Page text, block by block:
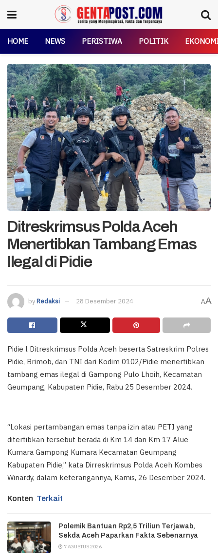
HOME NEWS PERISTIWA POLITIK
Ditreskrimsus Polda Aceh
Menertibkan Tambang Emas
Ilegal di Pidie
byRedaksi 28 Desember 2024 AA
Pidie l Ditreskrimsus Polda Aceh beserta Satreskrim Polres
Pidie, Brimob, dan TNI dari Kodim 0102/Pidie menertibkan
tambang emas ilegal di Gampong Pulo Lhoih, Kecamatan
Geumpang, Kabupaten Pidie, Rabu 25 Desember 2024.
“Lokasi pertambangan emas tanpa izin atau PETI yang
ditertibkan tersebut berada di Km 14 dan Km 17 Alue
Kumara Gampong Kumara Kecamatan Geumpang
Kabupaten Pidie,” kata Dirreskrimsus Polda Aceh Kombes
Winardy, dalam keterangannya, Kamis, 26 Desember 2024.
Konten Terkait
Polemik Bantuan Rp2,5 Triliun Terjawab,
Sekda Aceh Paparkan Fakta Sebenarnya
7 AGUSTUS 2026